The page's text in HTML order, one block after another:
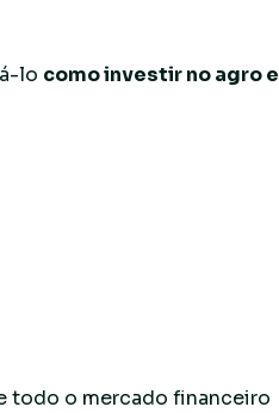
lo como investir no agro e
todo o mercado financeiro